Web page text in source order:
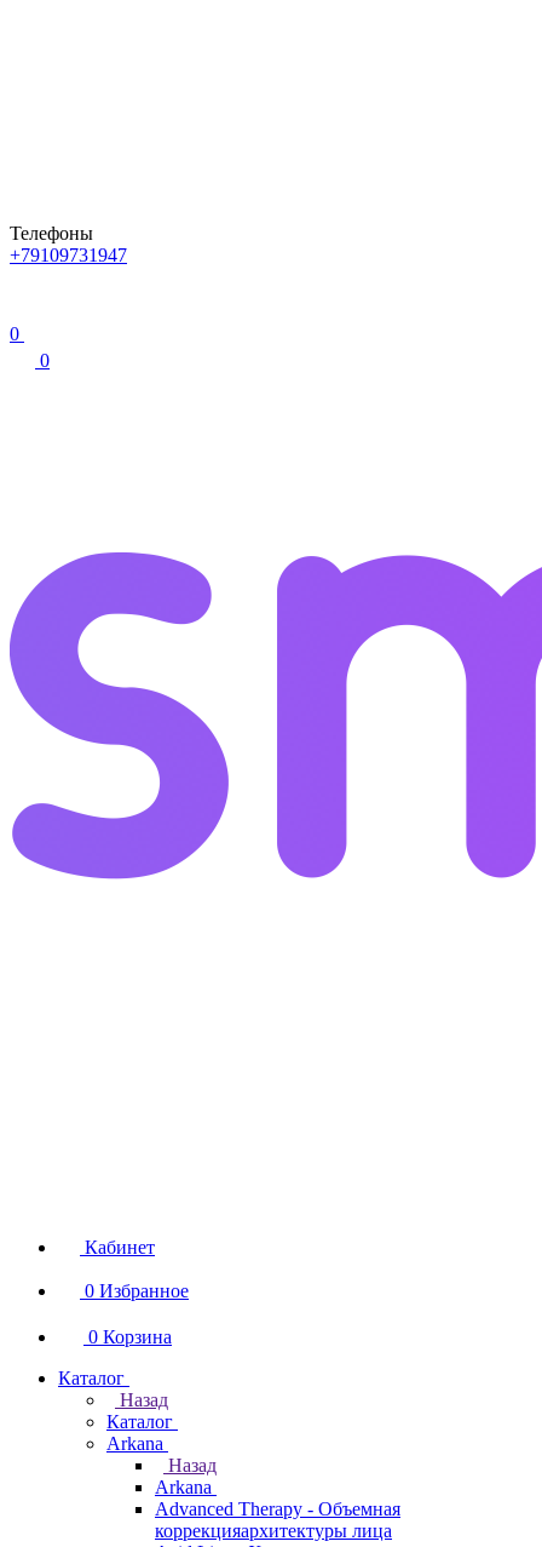
Телефоны
+79109731947
0
0
Кабинет
0 Избранное
0 Корзина
Каталог
Назад
Каталог
Arkana
Назад
Arkana
Advanced Therapy - Объемная
коррекцияархитектуры лица